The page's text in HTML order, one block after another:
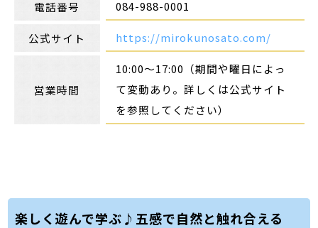
電話番号 084-988-0001
公式サイト https://mirokunosato.com/
営業時間
10:00～17:00（期間や曜日によっ
て変動あり。詳しくは公式サイト
を参照してください）
楽しく遊んで学ぶ♪五感で自然と触れ合える